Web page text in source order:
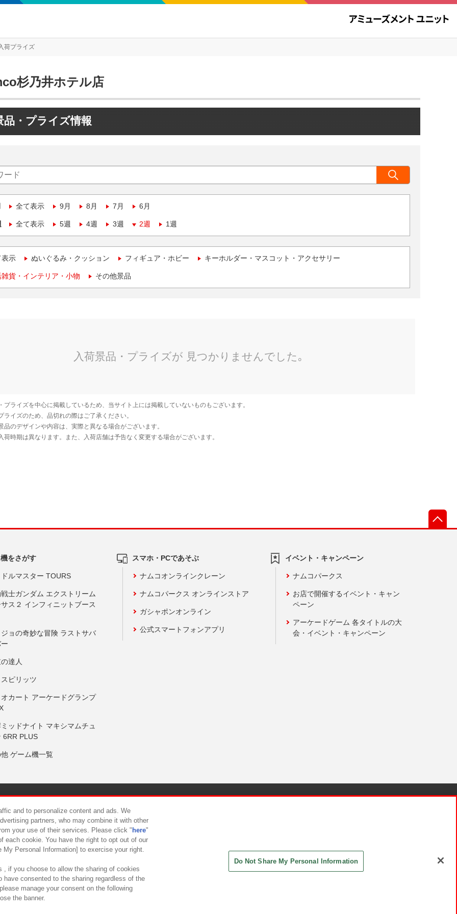
荷プライズ
杉乃井ホテル店
品・プライズ情報
全て表示 9月 8月 7月 6月
全て表示 5週 4週 3週 2週 1週
表示 ぬいぐるみ・クッション フィギュア・ホビー キーホルダー・マスコット・アクセサリー
貨・インテリア・小物 その他景品
をさがす
ルマスター TOURS
士ガンダム エクストリーム
ス２ インフィニットブース
ョの奇妙な冒険 ラストサバ
達人
ピリッツ
カート アーケードグランプ
ッドナイト マキシマムチュ
6RR PLUS
ゲーム機一覧
スマホ・PCであそぶ
ナムコオンラインクレーン
ナムコパークス オンラインストア
ガシャポンオンライン
公式スマートフォンアプリ
イベント・キャンペーン
ナムコパークス
お店で開催するイベント・キャン
ペーン
アーケードゲーム 各タイトルの大
会・イベント・キャンペーン
について カスタマーハラスメント対応方針
and to personalize content and ads. We
partners, who may combine it with other
your use of their services. Please click " here"
each cookie. You have the right to opt out of our
Personal Information] to exercise your right.
, if you choose to allow the sharing of cookies
have consented to the sharing regardless of the
manage your consent on the following
the banner.
Do Not Share My Personal Information